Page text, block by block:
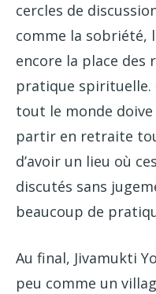
cercles de
comme la sobriété,
encore la place des
pratique spirituelle.
tout le monde
partir en retraite
d’avoir un lieu où
discutés sans
beaucoup de
Au final, Jivamukti
peu comme un